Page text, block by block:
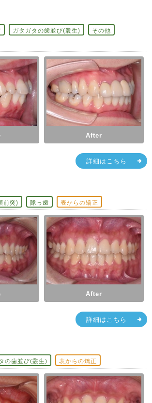
ガタガタの歯並び(叢生) その他
After
詳細はこちら
前突) 隙っ歯 表からの矯正
After
詳細はこちら
の歯並び(叢生) 表からの矯正